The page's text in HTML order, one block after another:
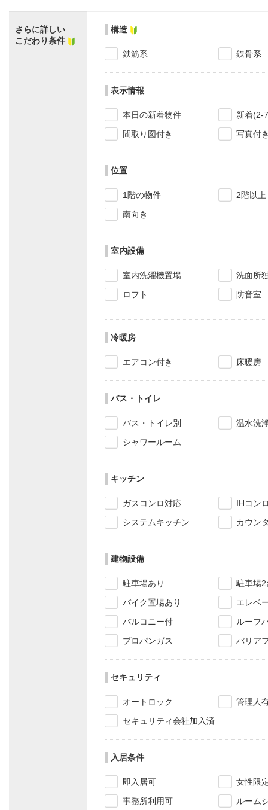
さらに詳しい
こだわり条件
構造
鉄筋系 鉄骨系
表示情報
本日の新着物件
新着(2-
間取り図付き
写真付
位置
1階の物件
2階以上
南向き
室内設備
室内洗濯機置場
洗面所
ロフト
防音室
冷暖房
エアコン付き 床暖房
バス・トイレ
バス・トイレ別
温水洗
シャワールーム
キッチン
ガスコンロ対応
IHコン
システムキッチン
カウン
建物設備
駐車場あり
駐車場
バイク置場あり
エレベ
バルコニー付
ルーフ
プロパンガス
バリア
セキュリティ
オートロック
管理人
セキュリティ会社加入済
入居条件
即入居可
女性限
事務所利用可
ルーム